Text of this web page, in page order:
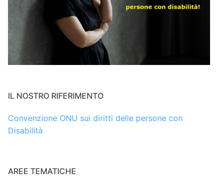
IL NOSTRO RIFERIMENTO
Convenzione ONU sui diritti delle persone con
Disabilità
AREE TEMATICHE